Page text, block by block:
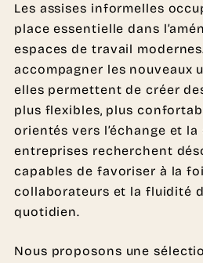
Les assises informelles
place essentielle dans
espaces de travail
accompagner les nouveaux
elles permettent de créer
plus flexibles, plus
orientés vers l’échange et
entreprises recherchent
capables de favoriser à la
collaborateurs et la fluidité
quotidien.
Nous proposons une